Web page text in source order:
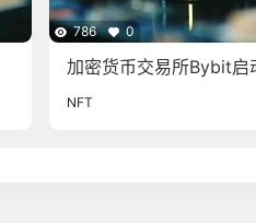
786 0
加密货币交易所Bybit启
NFT